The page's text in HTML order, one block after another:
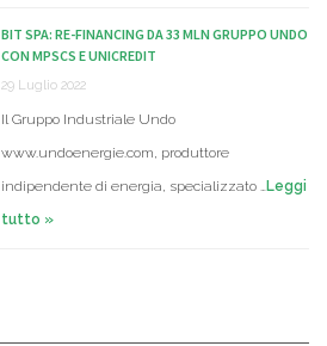
BIT SPA: RE-FINANCING DA 33 MLN GRUPPO UNDO
CON MPSCS E UNICREDIT
29 Luglio 2022
Il Gruppo Industriale Undo
www.undoenergie.com, produttore
indipendente di energia, specializzato …Leggi
tutto »